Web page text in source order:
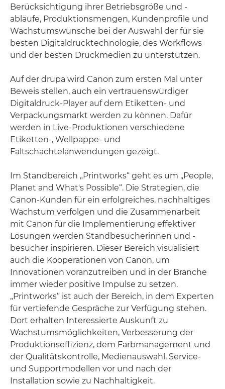
Berücksichtigung ihrer Betriebsgröße und -
abläufe, Produktionsmengen, Kundenprofile und
Wachstumswünsche bei der Auswahl der für sie
besten Digitaldrucktechnologie, des Workflows
und der besten Druckmedien zu unterstützen.
Auf der drupa wird Canon zum ersten Mal unter
Beweis stellen, auch ein vertrauenswürdiger
Digitaldruck-Player auf dem Etiketten- und
Verpackungsmarkt werden zu können. Dafür
werden in Live-Produktionen verschiedene
Etiketten-, Wellpappe- und
Faltschachtelanwendungen gezeigt.
Im Standbereich „Printworks“ geht es um „People,
Planet and What's Possible“. Die Strategien, die
Canon-Kunden für ein erfolgreiches, nachhaltiges
Wachstum verfolgen und die Zusammenarbeit
mit Canon für die Implementierung effektiver
Lösungen werden Standbesucherinnen und -
besucher inspirieren. Dieser Bereich visualisiert
auch die Kooperationen von Canon, um
Innovationen voranzutreiben und in der Branche
immer wieder positive Impulse zu setzen.
„Printworks“ ist auch der Bereich, in dem Experten
für vertiefende Gespräche zur Verfügung stehen.
Dort erhalten Interessierte Auskunft zu
Wachstumsmöglichkeiten, Verbesserung der
Produktionseffizienz, dem Farbmanagement und
der Qualitätskontrolle, Medienauswahl, Service-
und Supportmodellen vor und nach der
Installation sowie zu Nachhaltigkeit.